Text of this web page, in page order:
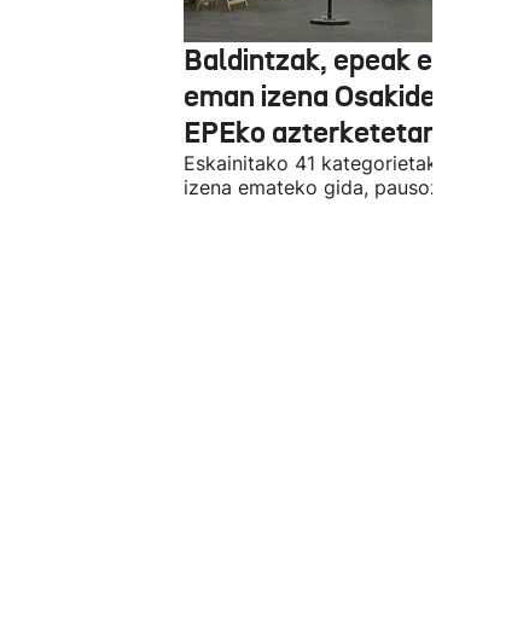
Baldintzak, epeak eta nola
eman izena Osakidetzako
EPEko azterketetan
Eskainitako 41 kategorietako batean
izena emateko gida, pausoz pauso.